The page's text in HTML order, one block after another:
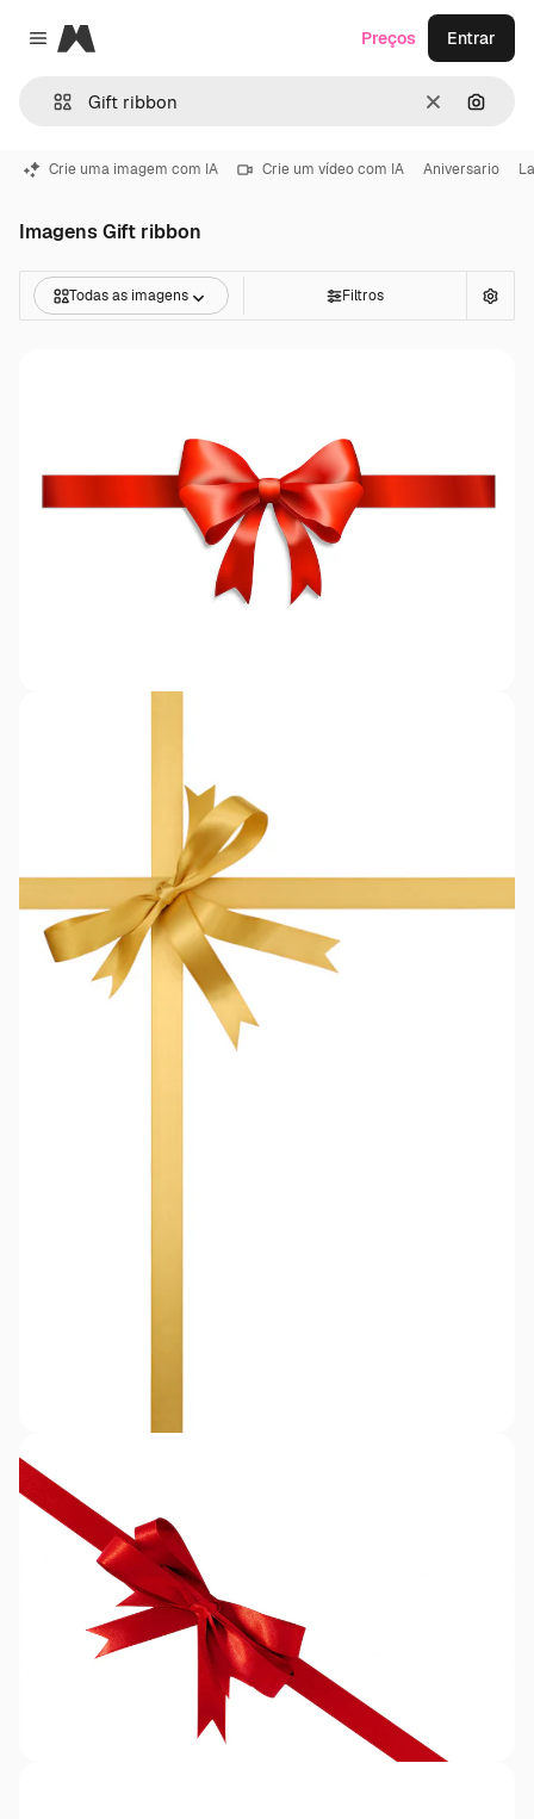
Close menu
Magnific
Limpar
Preços Entrar
Crie uma imagem com IA Crie um vídeo com IA Aniversario
Imagens Gift ribbon
Todas as imagens Filtros